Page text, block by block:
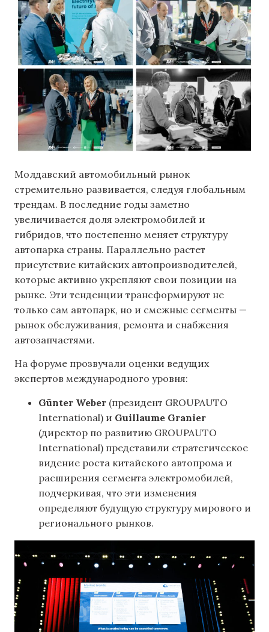
Молдавский автомобильный рынок
стремительно развивается, следуя глобальным
трендам. В последние годы заметно
увеличивается доля электромобилей и
гибридов, что постепенно меняет структуру
автопарка страны. Параллельно растет
присутствие китайских автопроизводителей,
которые активно укрепляют свои позиции на
рынке. Эти тенденции трансформируют не
только сам автопарк, но и смежные сегменты —
рынок обслуживания, ремонта и снабжения
автозапчастями.
На форуме прозвучали оценки ведущих
экспертов международного уровня:
Günter Weber (президент GROUPAUTO
International) и Guillaume Granier
(директор по развитию GROUPAUTO
International) представили стратегическое
видение роста китайского автопрома и
расширения сегмента электромобилей,
подчеркивая, что эти изменения
определяют будущую структуру мирового и
регионального рынков.